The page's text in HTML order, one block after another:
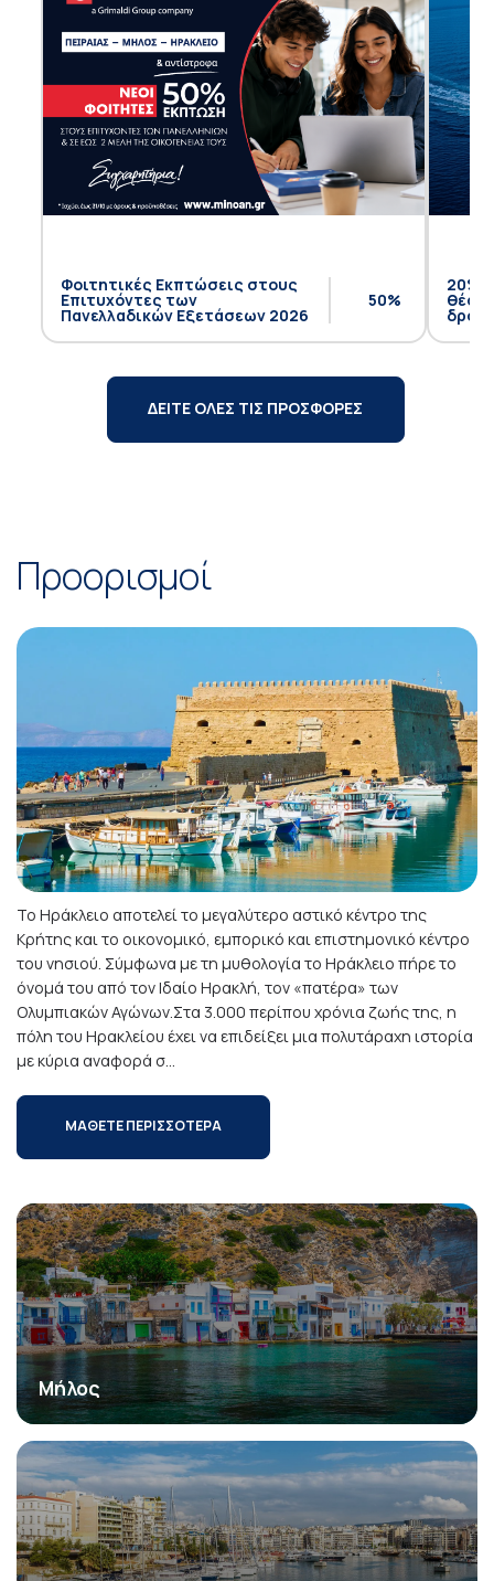
Φοιτητικές Εκπτώσεις στους
Επιτυχόντες των
Πανελλαδικών Εξετάσεων 2026
50%
20%
θέση
ΔΕΙΤΕ ΟΛΕΣ ΤΙΣ ΠΡΟΣΦΟΡΕΣ
Προορισμοί
Το Ηράκλειο αποτελεί το μεγαλύτερο αστικό κέντρο της
Κρήτης και το οικονομικό, εμπορικό και επιστημονικό κέντρο
του νησιού. Σύμφωνα με τη μυθολογία το Ηράκλειο πήρε το
όνομά του από τον Ιδαίο Ηρακλή, τον «πατέρα» των
Ολυμπιακών Αγώνων.Στα 3.000 περίπου χρόνια ζωής της, η
πόλη του Ηρακλείου έχει να επιδείξει μια πολυτάραχη ιστορία
με κύρια αναφορά σ...
ΜΑΘΕΤΕ ΠΕΡΙΣΣΟΤΕΡΑ
Μήλος